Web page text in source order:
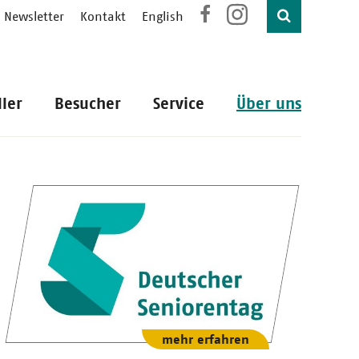
Newsletter Kontakt English
Besucher Service Über uns
mehr erfahren